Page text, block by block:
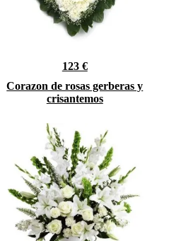
123 €
Corazon de rosas gerberas y
crisantemos